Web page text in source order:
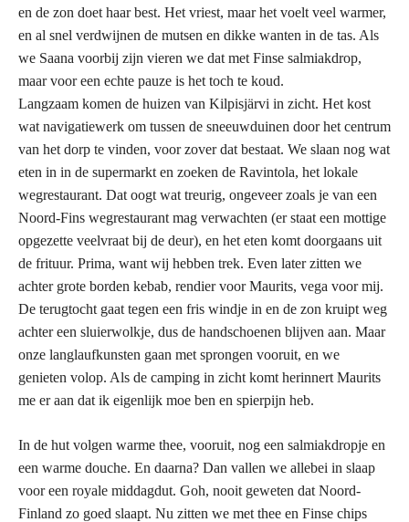
en de zon doet haar best. Het vriest, maar het voelt veel warmer,
en al snel verdwijnen de mutsen en dikke wanten in de tas. Als
we Saana voorbij zijn vieren we dat met Finse salmiakdrop,
maar voor een echte pauze is het toch te koud.
Langzaam komen de huizen van Kilpisjärvi in zicht. Het kost
wat navigatiewerk om tussen de sneeuwduinen door het centrum
van het dorp te vinden, voor zover dat bestaat. We slaan nog wat
eten in in de supermarkt en zoeken de Ravintola, het lokale
wegrestaurant. Dat oogt wat treurig, ongeveer zoals je van een
Noord-Fins wegrestaurant mag verwachten (er staat een mottige
opgezette veelvraat bij de deur), en het eten komt doorgaans uit
de frituur. Prima, want wij hebben trek. Even later zitten we
achter grote borden kebab, rendier voor Maurits, vega voor mij.
De terugtocht gaat tegen een fris windje in en de zon kruipt weg
achter een sluierwolkje, dus de handschoenen blijven aan. Maar
onze langlaufkunsten gaan met sprongen vooruit, en we
genieten volop. Als de camping in zicht komt herinnert Maurits
me er aan dat ik eigenlijk moe ben en spierpijn heb.
In de hut volgen warme thee, vooruit, nog een salmiakdropje en
een warme douche. En daarna? Dan vallen we allebei in slaap
voor een royale middagdut. Goh, nooit geweten dat Noord-
Finland zo goed slaapt. Nu zitten we met thee en Finse chips